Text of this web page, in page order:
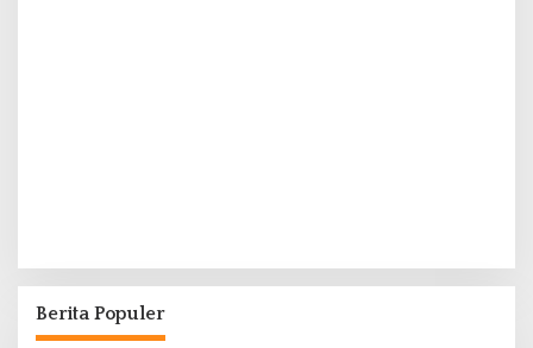
Berita Populer